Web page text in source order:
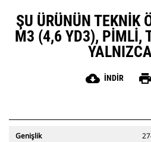
ŞU ÜRÜNÜN TEKNIK
M3 (4,6 YD3), PIMLI,
cloud_download İNDIR print
Genişlik